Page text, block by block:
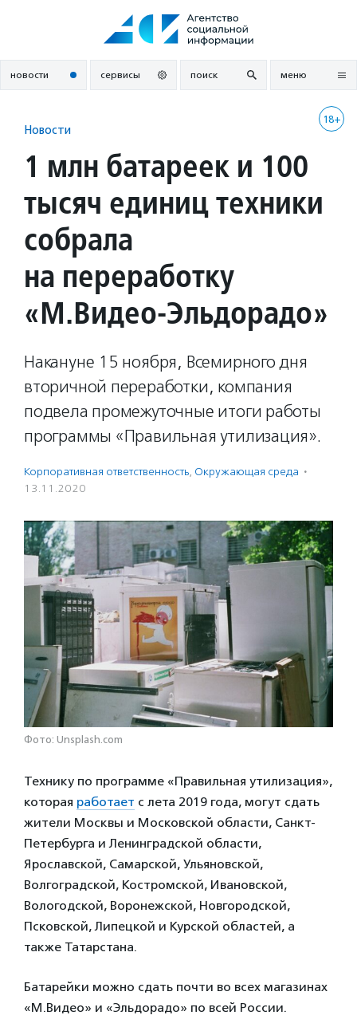
новости сервисы поиск меню
18+
Новости
1 млн батареек и 100
тысяч единиц техники
собрала
на переработку
«М.Видео-Эльдорадо»
Накануне 15 ноября, Всемирного дня
вторичной переработки, компания
подвела промежуточные итоги работы
программы «Правильная утилизация».
Корпоративная ответственность, Окружающая среда ·
13.11.2020
Фото: Unsplash.com
Технику по программе «Правильная утилизация»,
которая работает с лета 2019 года, могут сдать
жители Москвы и Московской области, Санкт-
Петербурга и Ленинградской области,
Ярославской, Самарской, Ульяновской,
Волгоградской, Костромской, Ивановской,
Вологодской, Воронежской, Новгородской,
Псковской, Липецкой и Курской областей, а
также Татарстана.
Батарейки можно сдать почти во всех магазинах
«М.Видео» и «Эльдорадо» по всей России.